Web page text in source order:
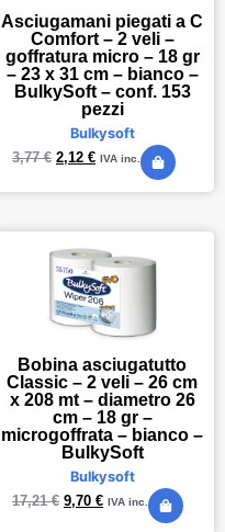
Asciugamani piegati a C
Comfort – 2 veli –
goffratura micro – 18 gr
– 23 x 31 cm – bianco –
BulkySoft – conf. 153
pezzi
Bulkysoft
3,77€ 2,12 € IVA inc.
Bobina asciugatutto
Classic – 2 veli – 26 cm
x 208 mt – diametro 26
cm – 18 gr –
microgoffrata – bianco –
BulkySoft
Bulkysoft
17,21€ 9,70 € IVA inc.